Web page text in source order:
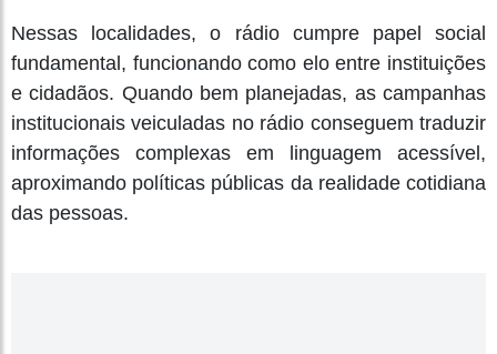
Nessas localidades, o rádio cumpre papel social
fundamental, funcionando como elo entre instituições
e cidadãos. Quando bem planejadas, as campanhas
institucionais veiculadas no rádio conseguem traduzir
informações complexas em linguagem acessível,
aproximando políticas públicas da realidade cotidiana
das pessoas.